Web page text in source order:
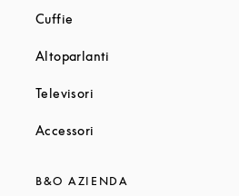
Cuffie
Altoparlanti
Televisori
Accessori
B&O AZIENDA